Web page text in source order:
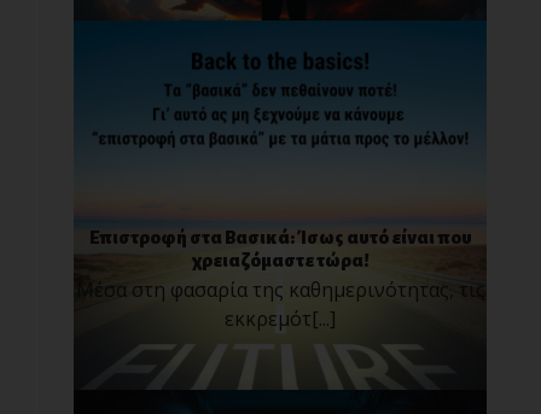
Επιστροφή στα Βασικά: Ίσως αυτό είναι που
χρειαζόμαστε τώρα!
Μέσα στη φασαρία της καθημερινότητας, τις
εκκρεμότ[...]